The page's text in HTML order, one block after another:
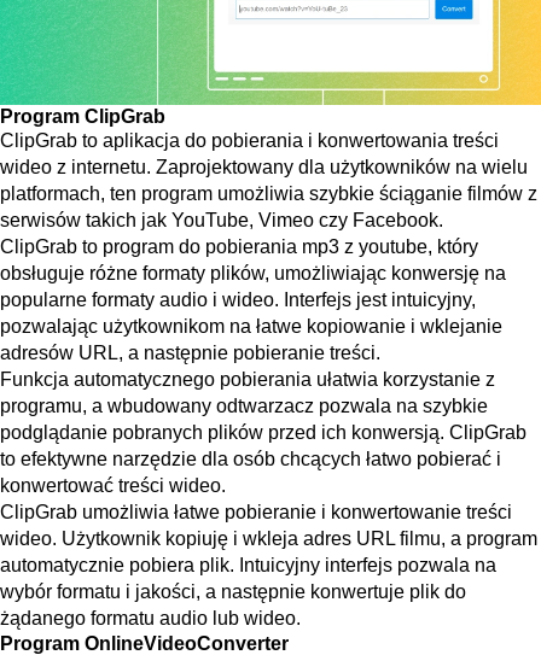
Program ClipGrab
ClipGrab to aplikacja do pobierania i konwertowania treści
wideo z internetu. Zaprojektowany dla użytkowników na wielu
platformach, ten program umożliwia szybkie ściąganie filmów z
serwisów takich jak YouTube, Vimeo czy Facebook.
ClipGrab to program do pobierania mp3 z youtube, który
obsługuje różne formaty plików, umożliwiając konwersję na
popularne formaty audio i wideo. Interfejs jest intuicyjny,
pozwalając użytkownikom na łatwe kopiowanie i wklejanie
adresów URL, a następnie pobieranie treści.
Funkcja automatycznego pobierania ułatwia korzystanie z
programu, a wbudowany odtwarzacz pozwala na szybkie
podglądanie pobranych plików przed ich konwersją. ClipGrab
to efektywne narzędzie dla osób chcących łatwo pobierać i
konwertować treści wideo.
ClipGrab umożliwia łatwe pobieranie i konwertowanie treści
wideo. Użytkownik kopiuję i wkleja adres URL filmu, a program
automatycznie pobiera plik. Intuicyjny interfejs pozwala na
wybór formatu i jakości, a następnie konwertuje plik do
żądanego formatu audio lub wideo.
Program OnlineVideoConverter